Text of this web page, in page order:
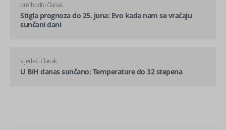
prethodni članak
Stigla prognoza do 25. juna: Evo kada nam se vraćaju
sunčani dani
sljedeći članak
U BiH danas sunčano: Temperature do 32 stepena